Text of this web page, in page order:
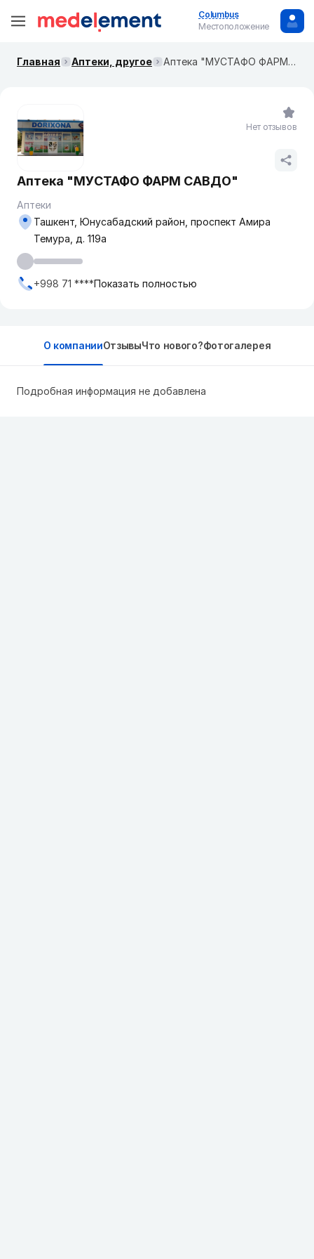
Columbus
Местоположение
Главная Аптеки, другое Аптека "МУСТАФО ФАРМ САВДО"
Аптека "МУСТАФО ФАРМ САВДО"
Аптеки
Ташкент, Юнусабадский район, проспект Амира
Темура, д. 119а
+998 71 ****Показать полностью
Нет отзывов
О компанииОтзывыЧто нового?Фотогалерея
Подробная информация не добавлена